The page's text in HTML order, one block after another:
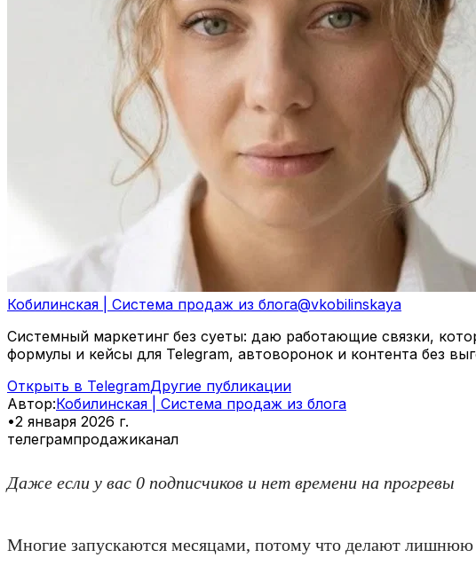
Кобилинская | Система продаж из блога@vkobilinskaya
Системный маркетинг без суеты: даю работающие связки,
формулы и кейсы для Telegram, автоворонок и контента без
Открыть в TelegramДругие публикации
Автор:Кобилинская | Система продаж из блога
•2 января 2026 г.
телегрампродажиканал
Даже если у вас 0 подписчиков и нет времени на прогревы
Многие запускаются месяцами, потому что делают лишнюю